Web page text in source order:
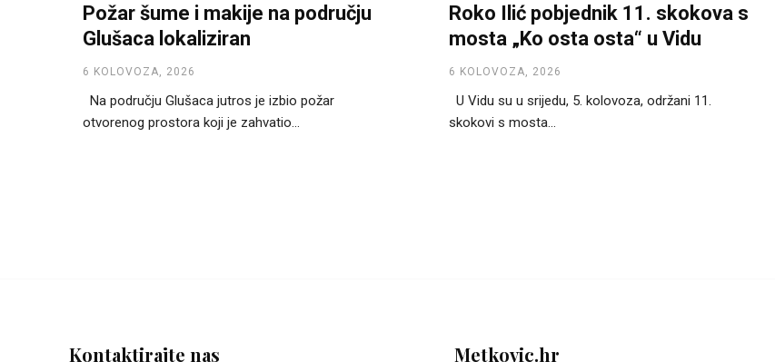
Požar šume i makije na području
Glušaca lokaliziran
6 KOLOVOZA, 2026
Na području Glušaca jutros je izbio požar
otvorenog prostora koji je zahvatio...
Roko Ilić pobjednik 11. skokova s
mosta „Ko osta osta“ u Vidu
6 KOLOVOZA, 2026
U Vidu su u srijedu, 5. kolovoza, održani 11.
skokovi s mosta...
Kontaktirajte nas Metkovic.hr